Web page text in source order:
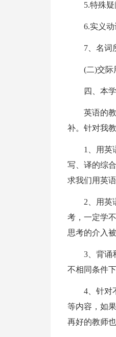
5.特殊
6.实义
7、名词
(二)交际
四、本
英语的
补。针对我
1、用英
写、译的综
求我们用英
2、用英
考，一定学
思考的介入
3、背诵
不相同条件
4、针对
等内容，如
再好的教师